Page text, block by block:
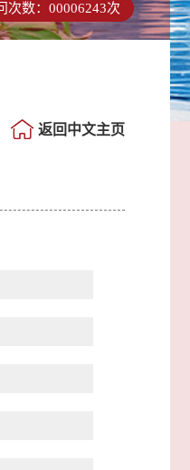
次数： 00006243次
返回中文主页